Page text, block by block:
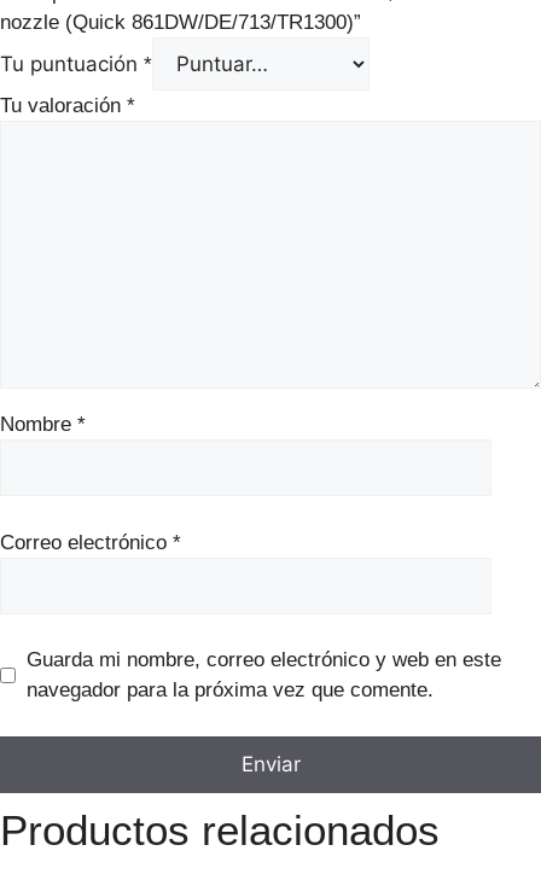
nozzle (Quick 861DW/DE/713/TR1300)”
Tu puntuación *
Tu valoración *
Nombre *
Correo electrónico *
Guarda mi nombre, correo electrónico y web en este
navegador para la próxima vez que comente.
Productos relacionados